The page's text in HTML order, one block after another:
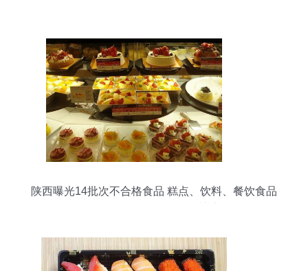
陕西曝光14批次不合格食品 糕点、饮料、餐饮食品